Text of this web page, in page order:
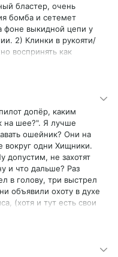
бластер, очень
бомба и сетемет
фоне выкидной цепи у
2) Клинки в рукояти/
воспринять как
принималось как
учитывая что во
игры) хищники
как традиционное
принципе допустимых
могут
оружия у
холодного
личных
и
безклановых
охоты".
допёр, каким
на шее?". Я лучше
ошейник? Они на
вокруг одни Хищники.
допустим, не захотят
и что дальше? Раз
в голову, три выстрел
объявили охоту в духе
(хотя и тут есть свои
давать
враги он зачем?
верил, блин! Этого